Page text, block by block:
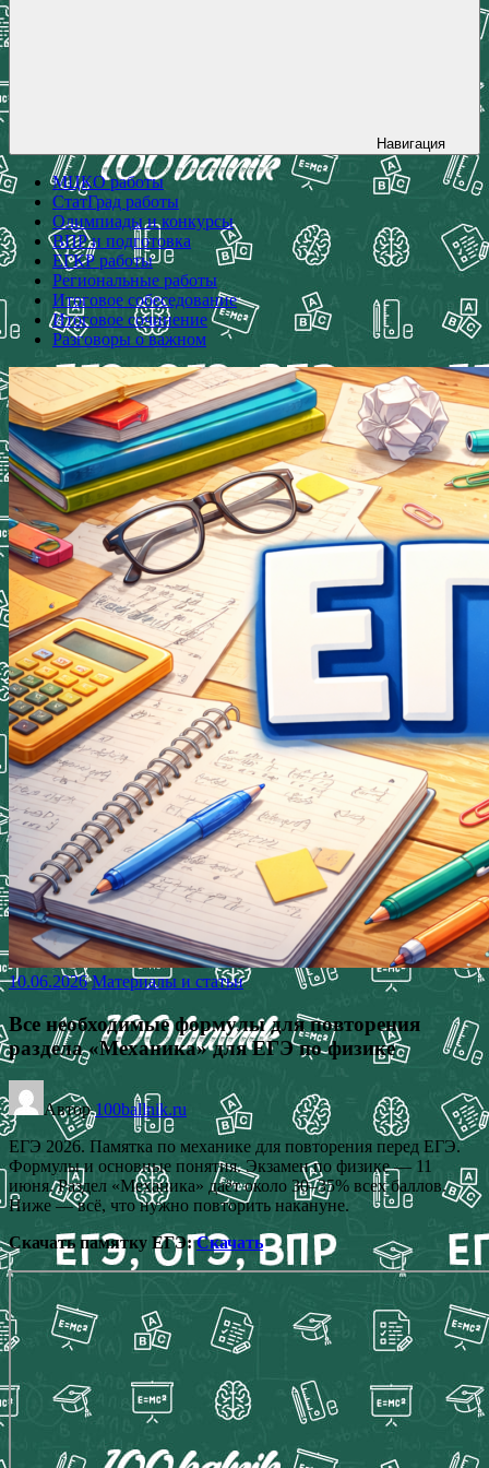
Навигация
МЦКО работы
СтатГрад работы
Олимпиады и конкурсы
ВПР и подготовка
ЕГКР работы
Региональные работы
Итоговое собеседование
Итоговое сочинение
Разговоры о важном
10.06.2026 Материалы и статьи
Все необходимые формулы для повторения
раздела «Механика» для ЕГЭ по физике
Автор100ballnik.ru
ЕГЭ 2026. Памятка по механике для повторения перед ЕГЭ.
Формулы и основные понятия. Экзамен по физике — 11
июня. Раздел «Механика» даёт около 30–35% всех баллов.
Ниже — всё, что нужно повторить накануне.
Скачать памятку ЕГЭ:Скачать